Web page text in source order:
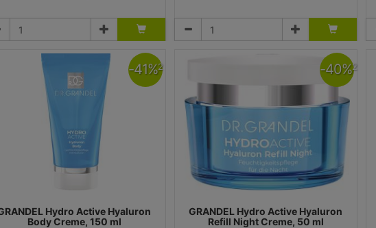
Creme
Dr. Grandel GmbH
Kapseln
Dr. Grandel GmbH
Hydro Active Hyaluron
Body Creme, 150 ml
-41%2
GRANDEL Hydro Active Hyaluron
Refill Night Creme, 50 ml
-40%2